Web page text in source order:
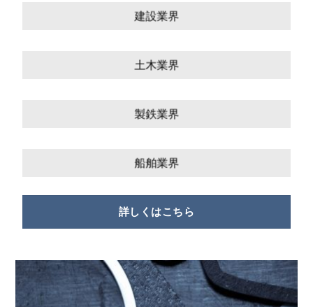
建設業界
土木業界
製鉄業界
船舶業界
詳しくはこちら